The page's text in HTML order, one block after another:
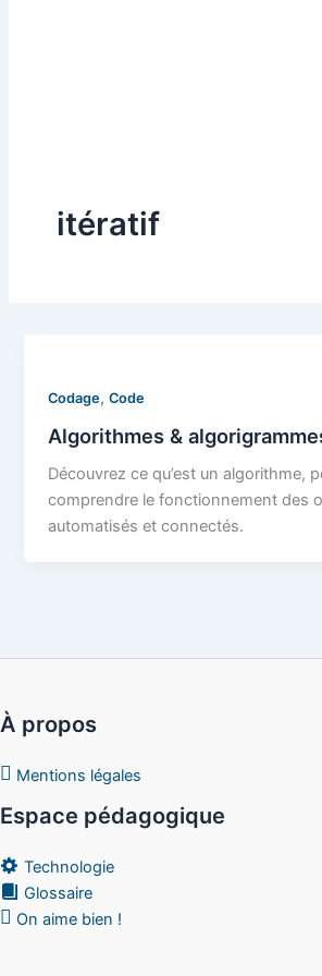
itératif
Codage,Code
Algorithmes &
Découvrez ce qu’est un algorithme,
comprendre le fonctionnement des
automatisés et connectés.
À propos
Mentions légales
Espace pédagogique
Technologie
Glossaire
On aime bien !